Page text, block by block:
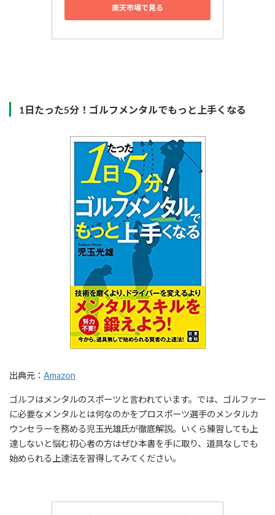
楽天市場で見る
1日たった5分！ゴルフメンタルでもっと上手くなる
出典元： Amazon
ゴルフはメンタルのスポーツと言われています。では、ゴルファー
に必要なメンタルとは何なのかをプロスポーツ選手のメンタルカ
ウンセラーを務める児玉光雄氏が徹底解説。いくら練習しても上
達しないと悩む初心者の方はぜひ本書を手に取り、道具なしでも
始められる上達法を習得してみてください。